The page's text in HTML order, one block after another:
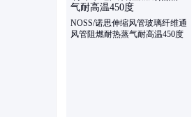
耐高温风管
NOSS/诺思伸缩风管玻璃纤维通
风管阻燃耐热蒸气耐高温450度